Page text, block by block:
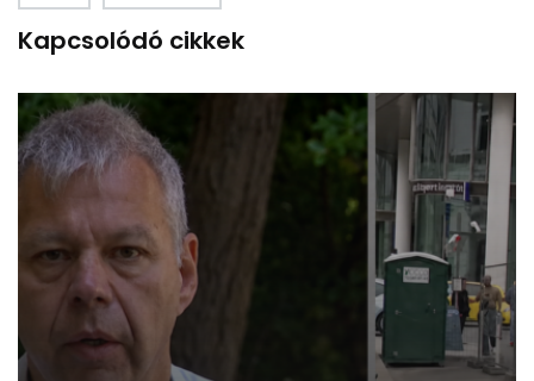
Kapcsolódó cikkek